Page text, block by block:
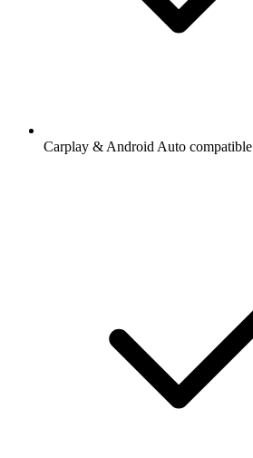
Carplay & Android Auto compatible